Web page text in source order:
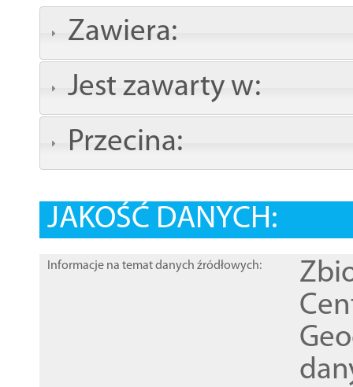
Zawiera:
Jest zawarty w:
Przecina:
JAKOŚĆ DANYCH:
Informacje na temat danych źródłowych: